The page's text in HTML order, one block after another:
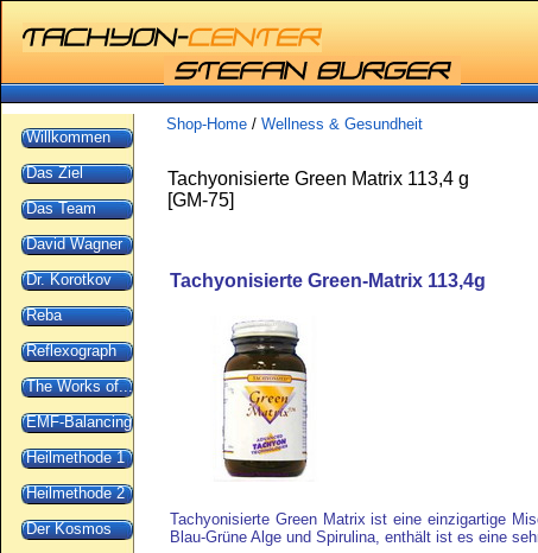
Willkommen
Das Ziel
Das Team
David Wagner
Dr. Korotkov
Reba
Reflexograph
The Works of...
EMF-Balancing
Heilmethode 1
Heilmethode 2
Der Kosmos
Shop-Home / Wellness & Gesundheit
Tachyonisierte Green Matrix 113,4 g
[GM-75]
Tachyonisierte Green-Matrix 113,4g
Tachyonisierte Green Matrix ist eine einzigartige
Blau-Grüne Alge und Spirulina, enthält ist es eine